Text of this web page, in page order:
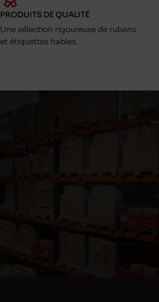
PRODUITS DE QUALITÉ
Une sélection rigoureuse de rubans
et étiquettes fiables.